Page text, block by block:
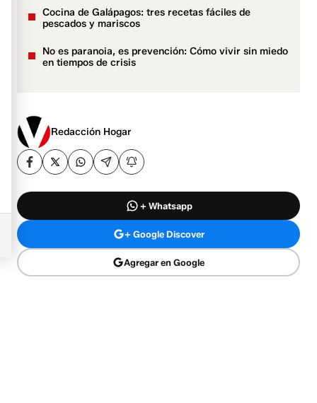
Cocina de Galápagos: tres recetas fáciles de
pescados y mariscos
No es paranoia, es prevención: Cómo vivir sin miedo
en tiempos de crisis
Redacción Hogar
+ Whatsapp
+ Google Discover
Agregar en Google